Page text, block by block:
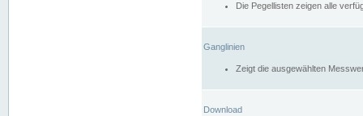
Die Pegellisten zeigen alle
Ganglinien
Zeigt die ausgewählten
Download